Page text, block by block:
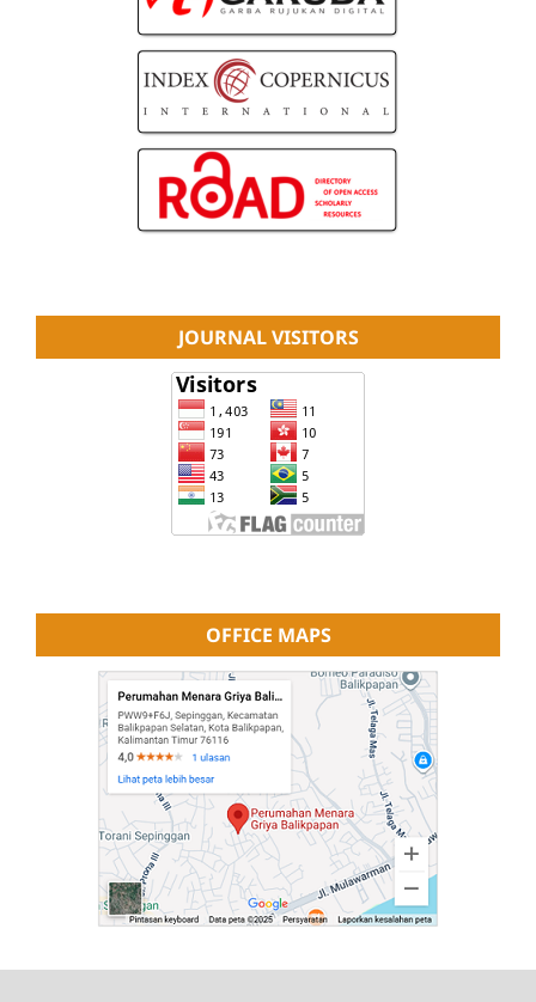
JOURNAL VISITORS
OFFICE MAPS